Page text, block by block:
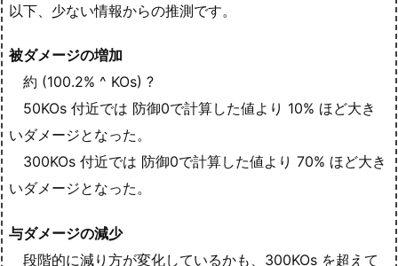
以下、少ない情報からの推測です。
被ダメージの増加
約 (100.2% ^ KOs) ?
50KOs 付近では 防御0で計算した値より 10% ほど大き
いダメージとなった。
300KOs 付近では 防御0で計算した値より 70% ほど大き
いダメージとなった。
与ダメージの減少
段階的に減り方が変化しているかも、300KOs を超えて